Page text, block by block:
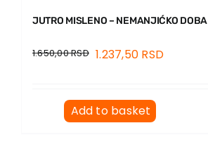
JUTRO MISLENO – NEMANJIĆKO DOBA
1.650,00RSD 1.237,50 RSD
Add to basket